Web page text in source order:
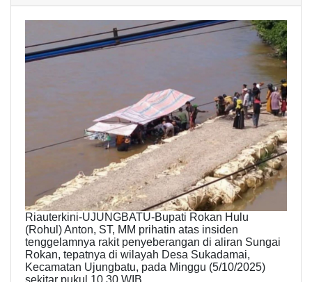
Riauterkini-UJUNGBATU-Bupati Rokan Hulu
(Rohul) Anton, ST, MM prihatin atas insiden
tenggelamnya rakit penyeberangan di aliran Sungai
Rokan, tepatnya di wilayah Desa Sukadamai,
Kecamatan Ujungbatu, pada Minggu (5/10/2025)